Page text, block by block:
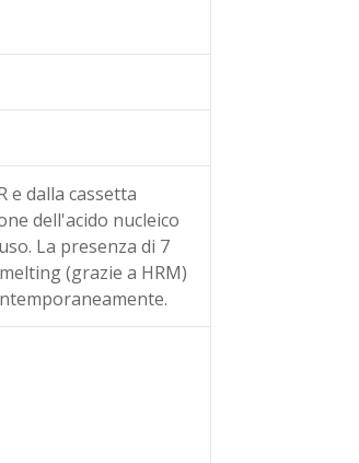
e dalla cassetta
dell'acido nucleico
La presenza di 7
(grazie a HRM)